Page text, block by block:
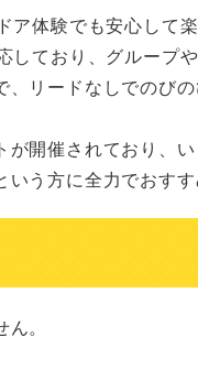
体験でも安心して
ており、グループ
リードなしでのびの
開催されており、
う方に全力でおす
。